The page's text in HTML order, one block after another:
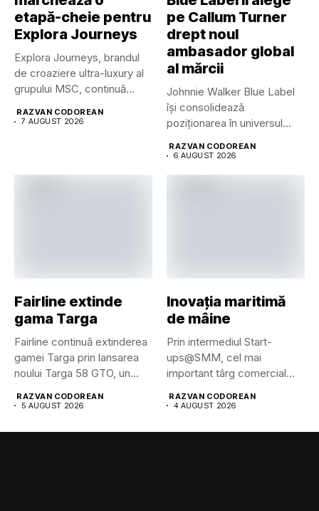
etapă-cheie pentru
Explora Journeys
Explora Journeys, brandul
de croaziere ultra-luxury al
grupului MSC, continuă
RAZVAN CODOREAN
7 AUGUST 2026
pe Callum Turner
drept noul
ambasador global
al mărcii
Johnnie Walker Blue Label
își consolidează
poziționarea în universul
RAZVAN CODOREAN
6 AUGUST 2026
Fairline extinde
gama Targa
Fairline continuă extinderea
gamei Targa prin lansarea
noului Targa 58 GTO, un...
RAZVAN CODOREAN
5 AUGUST 2026
Inovația maritimă
de mâine
Prin intermediul Start-
ups@SMM, cel mai
important târg comercial
RAZVAN CODOREAN
4 AUGUST 2026